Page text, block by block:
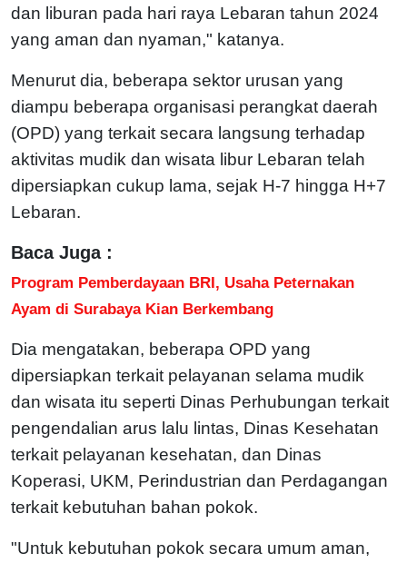
dan liburan pada hari raya Lebaran tahun 2024
yang aman dan nyaman," katanya.
​​​Menurut dia, beberapa sektor urusan yang
diampu beberapa organisasi perangkat daerah
(OPD) yang terkait secara langsung terhadap
aktivitas mudik dan wisata libur Lebaran telah
dipersiapkan cukup lama, sejak H-7 hingga H+7
Lebaran.
Baca Juga :
Program Pemberdayaan BRI, Usaha Peternakan
Ayam di Surabaya Kian Berkembang
Dia mengatakan, beberapa OPD yang
dipersiapkan terkait pelayanan selama mudik
dan wisata itu seperti Dinas Perhubungan terkait
pengendalian arus lalu lintas, Dinas Kesehatan
terkait pelayanan kesehatan, dan Dinas
Koperasi, UKM, Perindustrian dan Perdagangan
terkait kebutuhan bahan pokok.
"Untuk kebutuhan pokok secara umum aman,